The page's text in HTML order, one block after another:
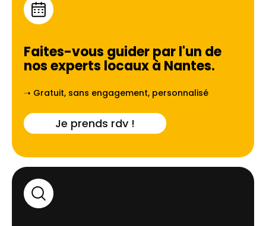
Faites-vous guider par l'un de
nos experts locaux à Nantes.
➝ Gratuit, sans engagement, personnalisé
Je prends rdv !